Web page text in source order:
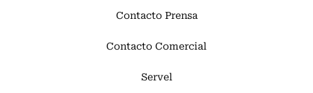
Contacto Prensa
Contacto Comercial
Servel